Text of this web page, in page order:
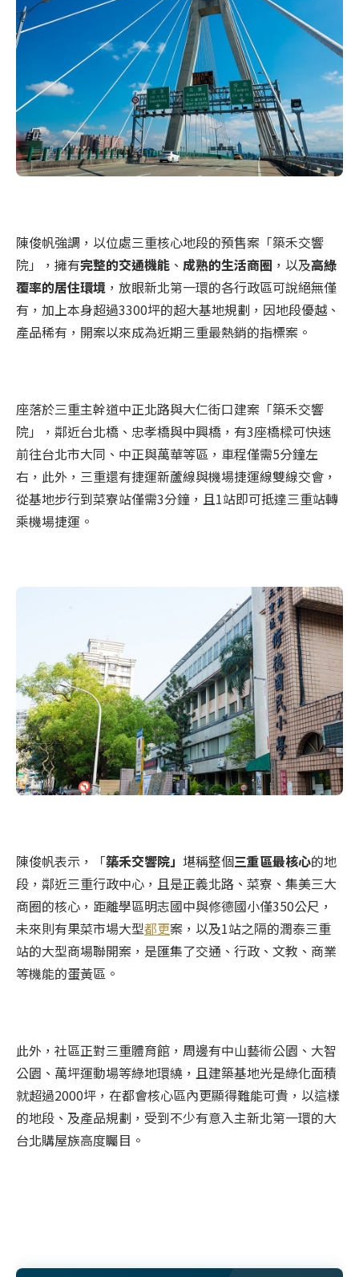
陳俊帆強調，以位處三重核心地段的預售案「築禾交響
院」，擁有完整的交通機能 、 成熟的生活商圈 ，以及高綠
覆率的居住環境 ，放眼新北第一環的各行政區可說絕無僅
有，加上本身超過3300坪的超大基地規劃，因地段優越、
產品稀有，開案以來成為近期三重最熱銷的指標案。
座落於三重主幹道中正北路與大仁街口建案「築禾交響
院」，鄰近台北橋、忠孝橋與中興橋，有3座橋樑可快速
前往台北市大同、中正與萬華等區，車程僅需5分鐘左
右，此外，三重還有捷運新蘆線與機場捷運線雙線交會，
從基地步行到菜寮站僅需3分鐘，且1站即可抵達三重站轉
乘機場捷運。
陳俊帆表示， 「築禾交響院」 堪稱整個三重區最核心的地
段，鄰近三重行政中心，且是正義北路、菜寮、集美三大
商圈的核心，距離學區明志國中與修德國小僅350公尺，
未來則有果菜市場大型都更案，以及1站之隔的潤泰三重
站的大型商場聯開案，是匯集了交通、行政、文教、商業
等機能的蛋黃區。
此外，社區正對三重體育館，周邊有中山藝術公園、大智
公園、萬坪運動場等綠地環繞，且建築基地光是綠化面積
就超過2000坪，在都會核心區內更顯得難能可貴，以這樣
的地段、及產品規劃，受到不少有意入主新北第一環的大
台北購屋族高度矚目。